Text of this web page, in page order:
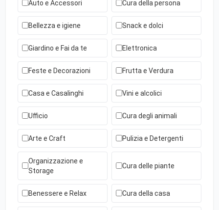
Auto e Accessori Cura della persona
Bellezza e igiene Snack e dolci
Giardino e Fai da te Elettronica
Feste e Decorazioni Frutta e Verdura
Casa e Casalinghi Vini e alcolici
Ufficio Cura degli animali
Arte e Craft Pulizia e Detergenti
Organizzazione e
Storage
Cura delle piante
Benessere e Relax Cura della casa